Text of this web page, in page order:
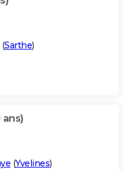
(Sarthe)
ans)
(Yvelines)